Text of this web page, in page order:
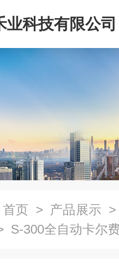
业科技有限公司
首页 > 产品展示
S-300全自动卡尔